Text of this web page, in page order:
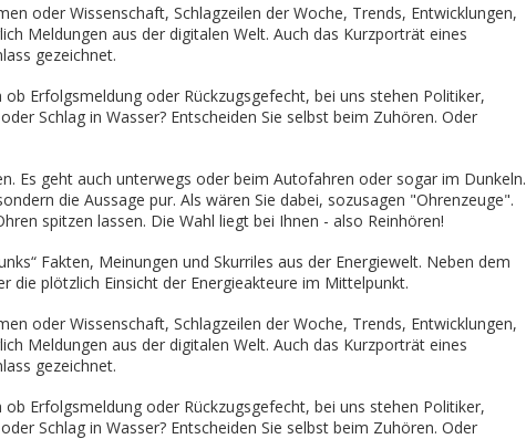
oder Wissenschaft, Schlagzeilen der Woche, Trends, Entwicklungen,
Meldungen aus der digitalen Welt. Auch das Kurzporträt eines
gezeichnet.
Erfolgsmeldung oder Rückzugsgefecht, bei uns stehen Politiker,
Schlag in Wasser? Entscheiden Sie selbst beim Zuhören. Oder
Es geht auch unterwegs oder beim Autofahren oder sogar im Dunkeln.
die Aussage pur. Als wären Sie dabei, sozusagen "Ohrenzeuge".
spitzen lassen. Die Wahl liegt bei Ihnen - also Reinhören!
Fakten, Meinungen und Skurriles aus der Energiewelt. Neben dem
die plötzlich Einsicht der Energieakteure im Mittelpunkt.
oder Wissenschaft, Schlagzeilen der Woche, Trends, Entwicklungen,
Meldungen aus der digitalen Welt. Auch das Kurzporträt eines
gezeichnet.
Erfolgsmeldung oder Rückzugsgefecht, bei uns stehen Politiker,
Schlag in Wasser? Entscheiden Sie selbst beim Zuhören. Oder